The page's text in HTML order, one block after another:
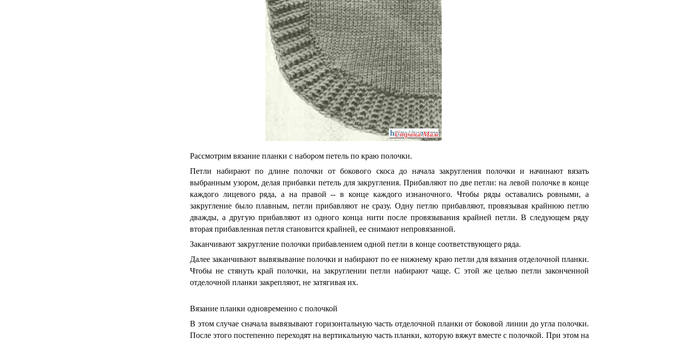
Рассмотрим вязание планки с набором петель по краю полочки.
Петли набирают по длине полочки от бокового скоса до начала закругления полочки и начинают вязать
выбранным узором, делая прибавки петель для закругления. Прибавляют по две петли: на левой полочке в конце
каждого лицевого ряда, а на правой -- в конце каждого изнаночного. Чтобы ряды оставались ровными, а
закругление было плавным, петли прибавляют не сразу. Одну петлю прибавляют, провязывая крайнюю петлю
дважды, а другую прибавляют из одного конца нити после провязывания крайней петли. В следующем ряду
вторая прибавленная петля становится крайней, ее снимают непровязанной.
Заканчивают закругление полочки прибавлением одной петли в конце соответствующего ряда.
Далее заканчивают вывязывание полочки и набирают по ее нижнему краю петли для вязания отделочной планки.
Чтобы не стянуть край полочки, на закруглении петли набирают чаще. С этой же целью петли законченной
отделочной планки закрепляют, не затягивая их.
Вязание планки одновременно с полочкой
В этом случае сначала вывязывают горизонтальную часть отделочной планки от боковой линии до угла полочки.
После этого постепенно переходят на вертикальную часть планки, которую вяжут вместе с полочкой. При этом на